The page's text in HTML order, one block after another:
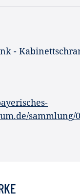
-
sammlung/